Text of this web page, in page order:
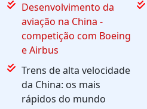
Desenvolvimento da
aviação na China -
competição com Boeing
e Airbus
Trens de alta velocidade
da China: os mais
rápidos do mundo